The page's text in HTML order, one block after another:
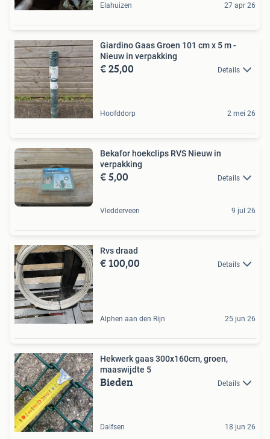
Elahuizen 27 apr 26
Giardino Gaas Groen 101 cm x 5 m -
Nieuw in verpakking
€ 25,00 Details
Hoofddorp 2 mei 26
Bekafor hoekclips RVS Nieuw in
verpakking
€ 5,00 Details
Vledderveen 9 jul 26
Rvs draad
€ 100,00 Details
Alphen aan den Rijn 25 jun 26
Hekwerk gaas 300x160cm, groen,
maaswijdte 5
Bieden Details
Dalfsen 18 jun 26